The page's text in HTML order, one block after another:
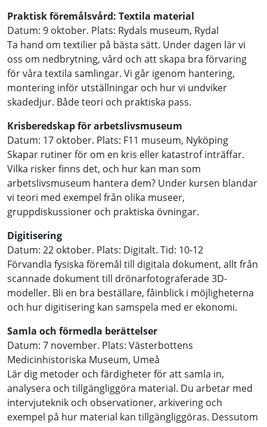
Praktisk föremålsvård: Textila material
Datum: 9 oktober. Plats: Rydals museum, Rydal
Ta hand om textilier på bästa sätt. Under dagen lär vi
oss om nedbrytning, vård och att skapa bra förvaring
för våra textila samlingar. Vi går igenom hantering,
montering inför utställningar och hur vi undviker
skadedjur. Både teori och praktiska pass.
Krisberedskap för arbetslivsmuseum
Datum: 17 oktober. Plats: F11 museum, Nyköping
Skapar rutiner för om en kris eller katastrof inträffar.
Vilka risker finns det, och hur kan man som
arbetslivsmuseum hantera dem? Under kursen blandar
vi teori med exempel från olika museer,
gruppdiskussioner och praktiska övningar.
Digitisering
Datum: 22 oktober. Plats: Digitalt. Tid: 10-12
Förvandla fysiska föremål till digitala dokument, allt från
scannade dokument till drönarfotograferade 3D-
modeller. Bli en bra beställare, fåinblick i möjligheterna
och hur digitisering kan samspela med er ekonomi.
Samla och förmedla berättelser
Datum: 7 november. Plats: Västerbottens
Medicinhistoriska Museum, Umeå
Lär dig metoder och färdigheter för att samla in,
analysera och tillgängliggöra material. Du arbetar med
intervjuteknik och observationer, arkivering och
exempel på hur material kan tillgängliggöras. Dessutom